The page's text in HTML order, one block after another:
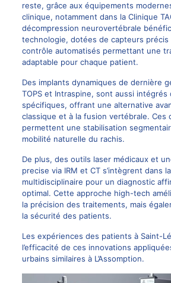
reste, grâce aux équipements
clinique, notamment dans la Clinique
décompression neurovertébrale
technologie, dotées de capteurs
contrôle automatisés permettant une
adaptable pour chaque patient.
Des implants dynamiques de dernière
TOPSet Intraspine, sont aussi intégrés
spécifiques, offrant une alternative
classique et à la fusion vertébrale. Ces
permettent une stabilisation
mobilité naturelle du rachis.
De plus, des outils laser médicaux et
precise via IRM et CT s’intègrent dans
multidisciplinaire pour un diagnostic
optimal. Cette approche high-tech
la précision des traitements, mais
la sécurité des patients.
Les expériences des patients à Saint-
l’efficacité de ces innovations
urbains similaires à L’Assomption.